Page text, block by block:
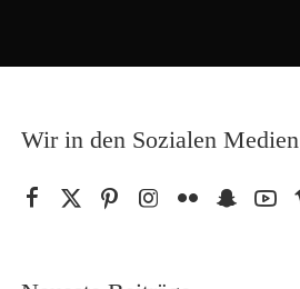
Wir in den Sozialen Medien